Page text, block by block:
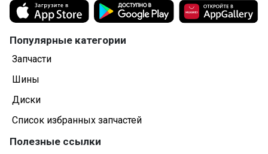
Популярные категории
Запчасти
Шины
Диски
Список избранных запчастей
Полезные ссылки